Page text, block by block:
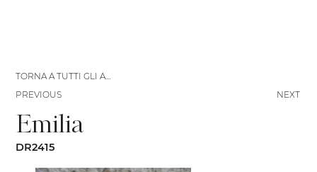
Emilia
DR2415
NEXT
TORNA A TUTTI GLI ABITI
PREVIOUS